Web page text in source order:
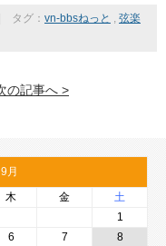
タグ： vn-bbsねっと
弦楽
の記事へ >
月
木 金
土
1
6 7
8